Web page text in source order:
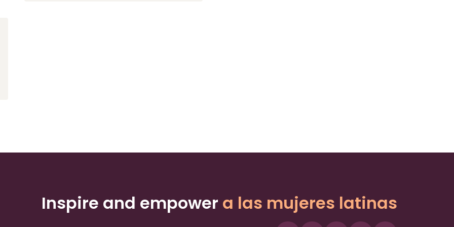
Inspire and empower a las mujeres latinas